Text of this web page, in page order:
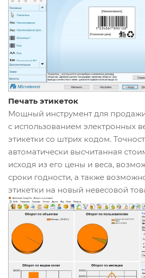
Печать этикеток
Мощный инструмент для продажи
с использованием электронных
этикетки со штрих кодом.
автоматически высчитанная
исходя из его цены и веса,
сроки годности, а также
этикетки на новый невесовой